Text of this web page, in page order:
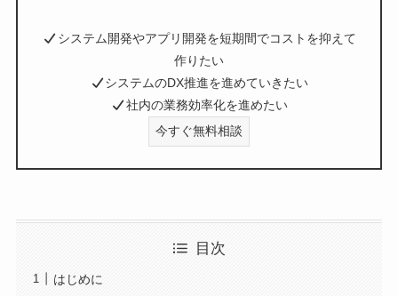
システム開発やアプリ開発を短期間でコストを抑えて
作りたい
システムのDX推進を進めていきたい
社内の業務効率化を進めたい
今すぐ無料相談
目次
はじめに